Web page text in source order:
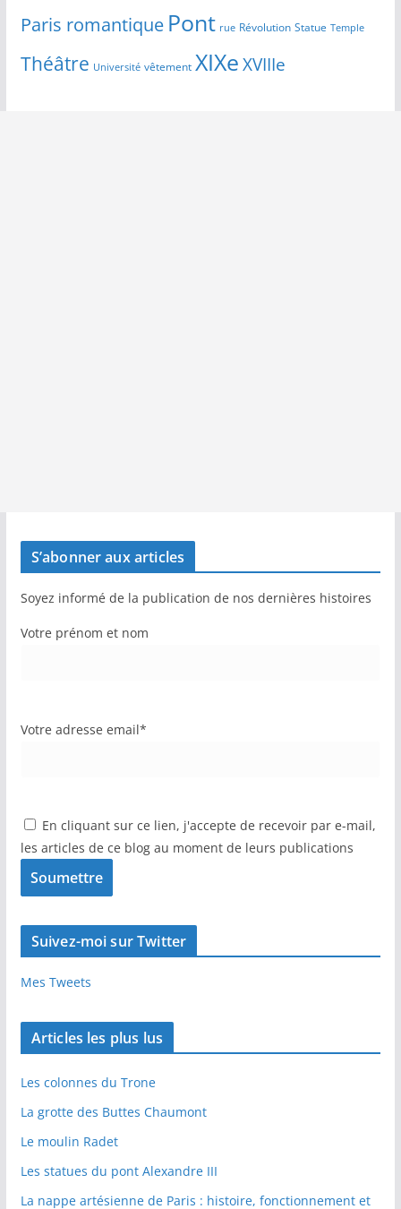
Paris romantique Pont rue Révolution Statue Temple
Théâtre Université vêtement XIXeXVIIIe
S’abonner aux articles
Soyez informé de la publication de nos dernières histoires
Votre prénom et nom
Votre adresse email*
En cliquant sur ce lien, j'accepte de recevoir par e-mail,
les articles de ce blog au moment de leurs publications
Suivez-moi sur Twitter
Mes Tweets
Articles les plus lus
Les colonnes du Trone
La grotte des Buttes Chaumont
Le moulin Radet
Les statues du pont Alexandre III
La nappe artésienne de Paris : histoire, fonctionnement et